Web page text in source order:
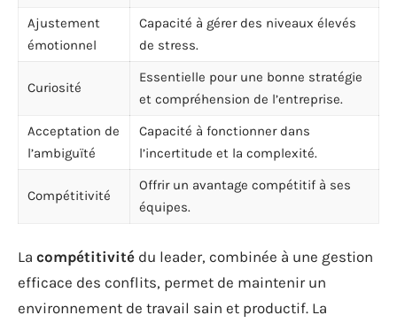
Ajustement
émotionnel
Capacité à gérer des niveaux élevés
de stress.
Curiosité
Essentielle pour une bonne stratégie
et compréhension de l’entreprise.
Acceptation de
l’ambiguïté
Capacité à fonctionner dans
l’incertitude et la complexité.
Compétitivité
Offrir un avantage compétitif à ses
équipes.
La compétitivité du leader, combinée à une gestion
efficace des conflits, permet de maintenir un
environnement de travail sain et productif. La